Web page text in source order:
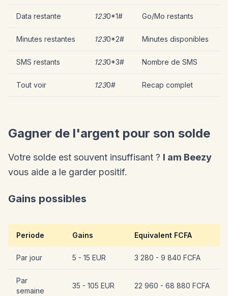
Data restante 1230*1# Go/Mo restants
Minutes restantes 1230*2# Minutes disponibles
SMS restants 1230*3# Nombre de SMS
Tout voir 1230# Recap complet
Gagner de l'argent pour son solde
Votre solde est souvent insuffisant ? I am Beezy
vous aide a le garder positif.
Gains possibles
Periode Gains Equivalent FCFA
Par jour 5 - 15 EUR 3 280 - 9 840 FCFA
Par
semaine
35 - 105 EUR 22 960 - 68 880 FCFA